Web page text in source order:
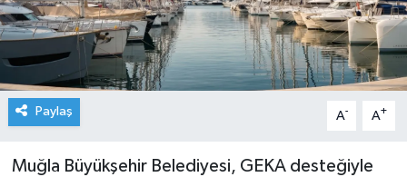
Paylaş A- A+
Muğla Büyükşehir Belediyesi, GEKA desteğiyle